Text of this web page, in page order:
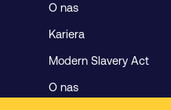
O nas
Kariera
Modern Slavery Act
O nas